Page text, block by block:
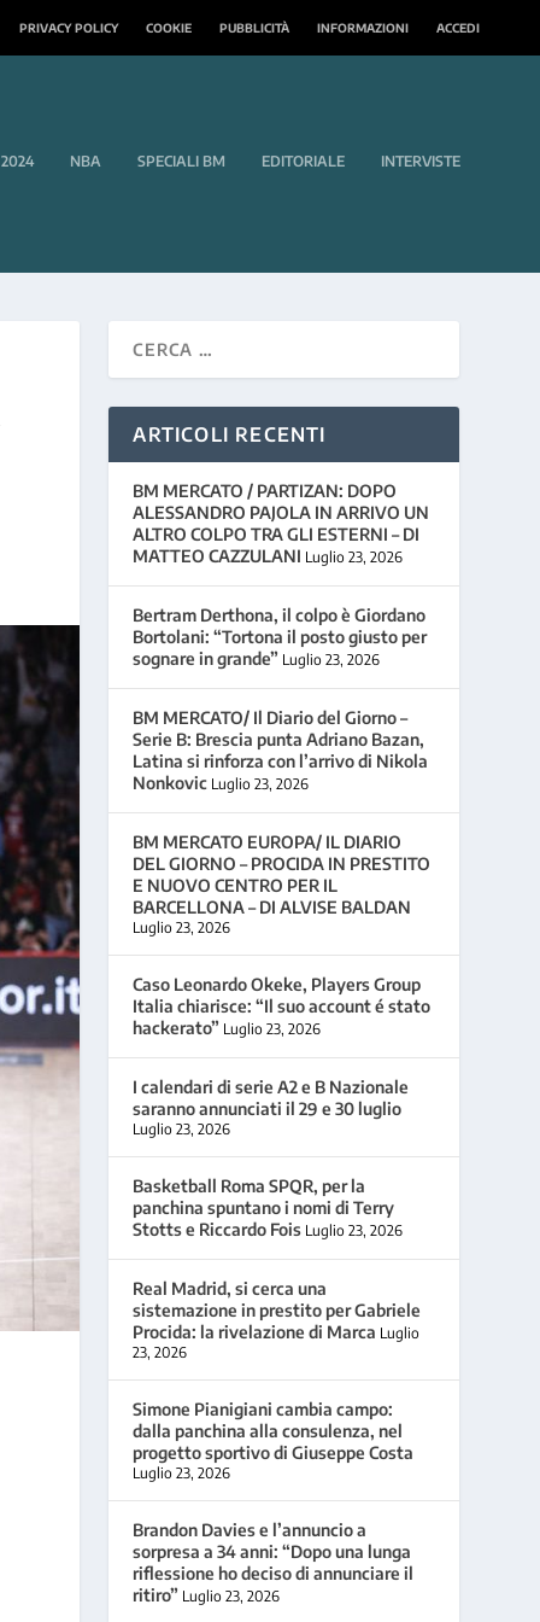
PRIVACY POLICY COOKIE PUBBLICITÀ INFORMAZIONI ACCEDI
NBA SPECIALI BM EDITORIALE INTERVISTE
ARTICOLI RECENTI
BM MERCATO / PARTIZAN: DOPO
ALESSANDRO PAJOLA IN ARRIVO UN
ALTRO COLPO TRA GLI ESTERNI – DI
MATTEO CAZZULANI Luglio 23, 2026
Bertram Derthona, il colpo è Giordano
Bortolani: “Tortona il posto giusto per
sognare in grande” Luglio 23, 2026
BM MERCATO/ Il Diario del Giorno –
Serie B: Brescia punta Adriano Bazan,
Latina si rinforza con l’arrivo di Nikola
Nonkovic Luglio 23, 2026
BM MERCATO EUROPA/ IL DIARIO
DEL GIORNO – PROCIDA IN PRESTITO
E NUOVO CENTRO PER IL
BARCELLONA – DI ALVISE BALDAN
Luglio 23, 2026
Caso Leonardo Okeke, Players Group
Italia chiarisce: “Il suo account é stato
hackerato” Luglio 23, 2026
I calendari di serie A2 e B Nazionale
saranno annunciati il 29 e 30 luglio
Luglio 23, 2026
Basketball Roma SPQR, per la
panchina spuntano i nomi di Terry
Stotts e Riccardo Fois Luglio 23, 2026
Real Madrid, si cerca una
sistemazione in prestito per Gabriele
Procida: la rivelazione di Marca Luglio
23, 2026
Simone Pianigiani cambia campo:
dalla panchina alla consulenza, nel
progetto sportivo di Giuseppe Costa
Luglio 23, 2026
Brandon Davies e l’annuncio a
sorpresa a 34 anni: “Dopo una lunga
riflessione ho deciso di annunciare il
ritiro” Luglio 23, 2026